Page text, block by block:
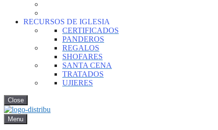
RECURSOS DE IGLESIA
CERTIFICADOS
PANDEROS
REGALOS
SHOFARES
SANTA CENA
TRATADOS
UJIERES
Close
Menu